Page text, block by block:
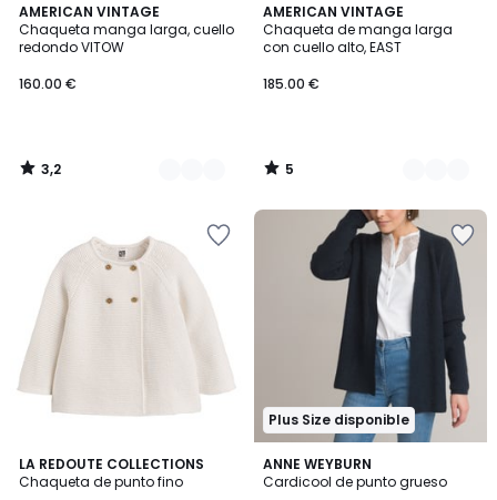
AMERICAN VINTAGE
Chaqueta manga larga, cuello
redondo VITOW
160.00 €
3,2
/ 5
5
Colores
3,2
/
AMERICAN VINTAGE
Chaqueta de manga larga
con cuello alto, EAST
185.00 €
5
/
5
2
Colores
5
/
LA REDOUTE COLLECTIONS
Chaqueta de punto fino
4,7
/ 5
Plus Size disponible
ANNE WEYBURN
Cardicool de punto grueso
4,6
/ 5
2
Colores